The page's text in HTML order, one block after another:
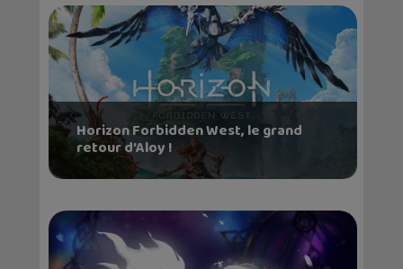
Horizon Forbidden West, le grand
retour d’Aloy !